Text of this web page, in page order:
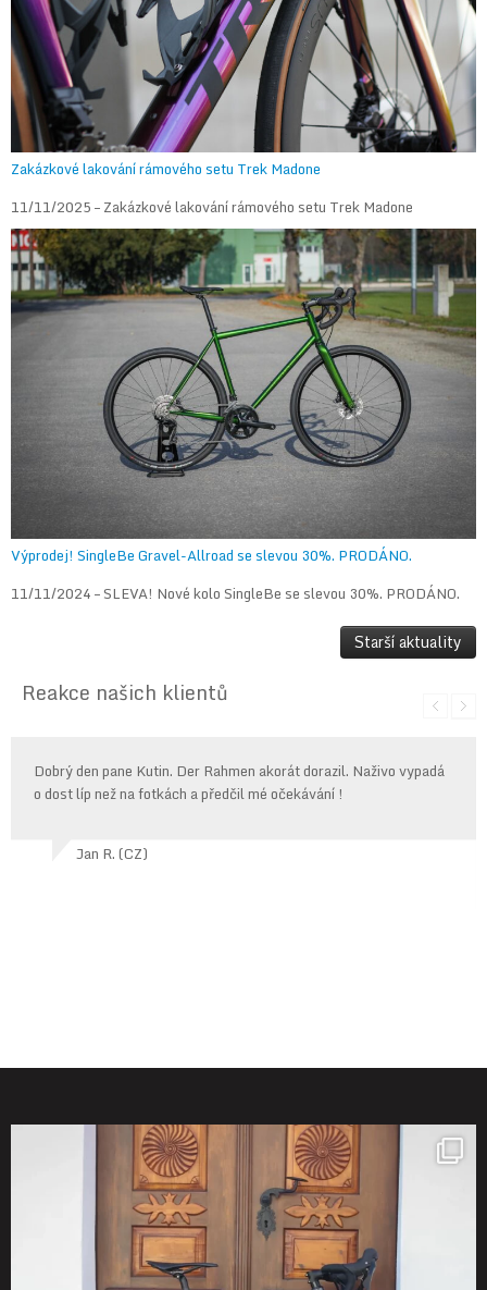
Zakázkové lakování rámového setu Trek Madone
11/11/2025 – Zakázkové lakování rámového setu Trek Madone
Výprodej! SingleBe Gravel-Allroad se slevou 30%. PRODÁNO.
11/11/2024 – SLEVA! Nové kolo SingleBe se slevou 30%. PRODÁNO.
Starší aktuality
Reakce našich klientů
Dobrý den pane Kutin. Der Rahmen akorát dorazil. Naživo vypadá
o dost líp než na fotkách a předčil mé očekávání !
Jan R. (CZ)